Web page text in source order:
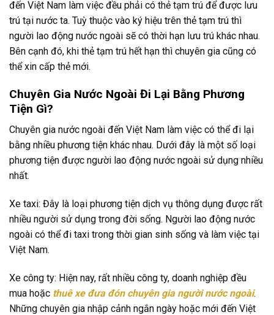
đến Việt Nam làm việc đều phải có thẻ tạm trú để được lưu
trú tại nước ta. Tuỳ thuộc vào ký hiệu trên thẻ tạm trú thì
người lao động nước ngoài sẽ có thời hạn lưu trú khác nhau.
Bên cạnh đó, khi thẻ tạm trú hết hạn thì chuyên gia cũng có
thể xin cấp thẻ mới.
Chuyên Gia Nước Ngoài Đi Lại Bằng Phương
Tiện Gì?
Chuyên gia nước ngoài đến Việt Nam làm việc có thể đi lại
bằng nhiều phương tiện khác nhau. Dưới đây là một số loại
phương tiện được người lao động nước ngoài sử dụng nhiều
nhất.
Xe taxi: Đây là loại phương tiện dịch vụ thông dụng được rất
nhiều người sử dụng trong đời sống. Người lao động nước
ngoài có thể đi taxi trong thời gian sinh sống và làm việc tại
Việt Nam.
Xe công ty: Hiện nay, rất nhiều công ty, doanh nghiệp đều
mua hoặc thuê xe đưa đón chuyên gia người nước ngoài.
Những chuyên gia nhập cảnh ngắn ngày hoặc mới đến Việt